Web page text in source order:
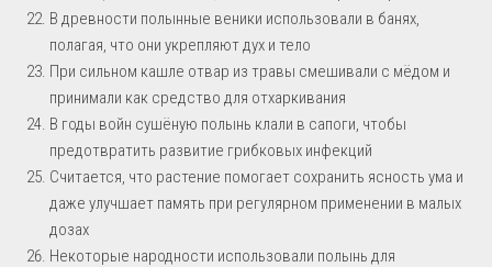
В древности полынные веники использовали в банях,
полагая, что они укрепляют дух и тело
При сильном кашле отвар из травы смешивали с мёдом и
принимали как средство для отхаркивания
В годы войн сушёную полынь клали в сапоги, чтобы
предотвратить развитие грибковых инфекций
Считается, что растение помогает сохранить ясность ума и
даже улучшает память при регулярном применении в малых
дозах
Некоторые народности использовали полынь для